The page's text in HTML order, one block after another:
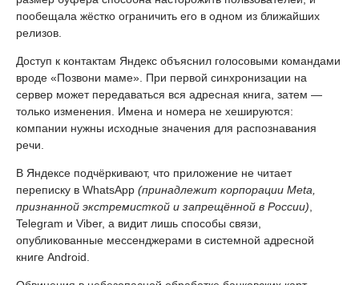
пообещала жёстко ограничить его в одном из ближайших
релизов.
Доступ к контактам Яндекс объяснил голосовыми командами
вроде «Позвони маме». При первой синхронизации на
сервер может передаваться вся адресная книга, затем —
только изменения. Имена и номера не хешируются:
компании нужны исходные значения для распознавания
речи.
В Яндексе подчёркивают, что приложение не читает
переписку в WhatsApp (принадлежит корпорации Meta,
признанной экстремисткой и запрещённой в России)
Telegram и Viber, а видит лишь способы связи,
опубликованные мессенджерами в системной адресной
книге Android.